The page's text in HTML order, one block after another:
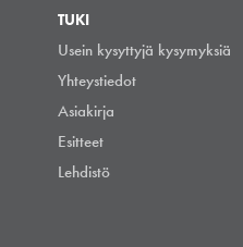
TUKI
Usein kysyttyjä kysymyksiä
Yhteystiedot
Asiakirja
Esitteet
Lehdistö